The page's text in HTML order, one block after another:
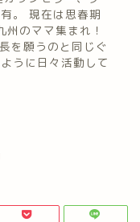
。 現在は思春期
のママ集まれ！
を願うのと同じぐ
うに日々活動して